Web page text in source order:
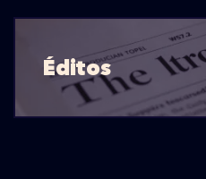
Éditos